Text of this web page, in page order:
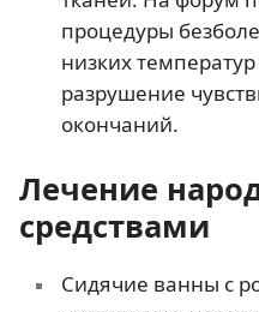
процедуры
низких
разрушение
окончаний.
Лечение
средствами
Сидячие ванны с